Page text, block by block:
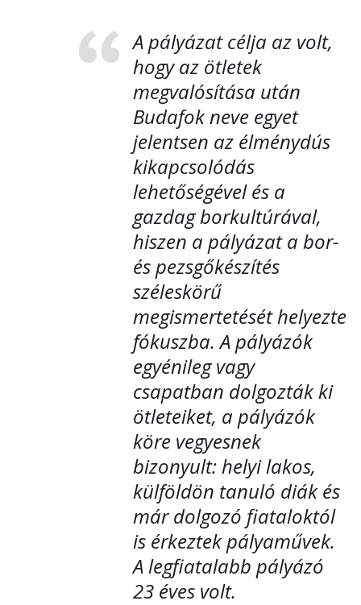
A pályázat célja az volt,
hogy az ötletek
megvalósítása után
Budafok neve egyet
jelentsen az élménydús
kikapcsolódás
lehetőségével és a
gazdag borkultúrával,
hiszen a pályázat a bor-
és pezsgőkészítés
széleskörű
megismertetését helyezte
fókuszba. A pályázók
egyénileg vagy
csapatban dolgozták ki
ötleteiket, a pályázók
köre vegyesnek
bizonyult: helyi lakos,
külföldön tanuló diák és
már dolgozó fiataloktól
is érkeztek pályaművek.
A legfiatalabb pályázó
23 éves volt.